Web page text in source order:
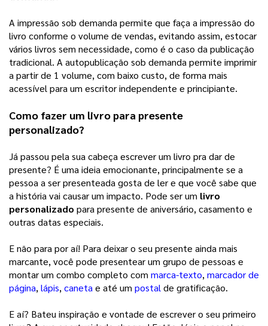
A impressão sob demanda permite que faça a impressão do
livro conforme o volume de vendas, evitando assim, estocar
vários livros sem necessidade, como é o caso da publicação
tradicional. A autopublicação sob demanda permite imprimir
a partir de 1 volume, com baixo custo, de forma mais
acessível para um escritor independente e principiante.
Como fazer um livro para presente
personalizado?
Já passou pela sua cabeça escrever um livro pra dar de
presente? É uma ideia emocionante, principalmente se a
pessoa a ser presenteada gosta de ler e que você sabe que
a história vai causar um impacto. Pode ser um livro
personalizado para presente de aniversário, casamento e
outras datas especiais.
E não para por aí! Para deixar o seu presente ainda mais
marcante, você pode presentear um grupo de pessoas e
montar um combo completo com marca-texto, marcador de
página, lápis, canetae até um postalde gratificação.
E aí? Bateu inspiração e vontade de escrever o seu primeiro